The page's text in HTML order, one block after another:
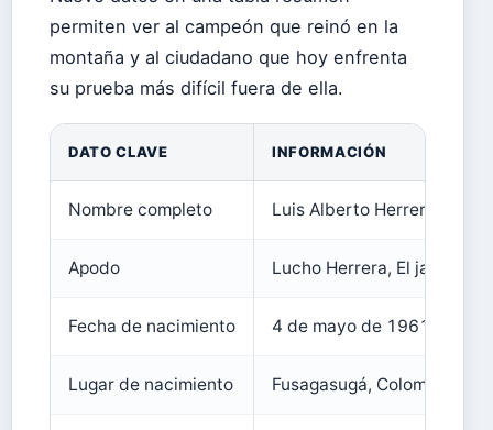
permiten ver al campeón que reinó en la
montaña y al ciudadano que hoy enfrenta
su prueba más difícil fuera de ella.
DATO CLAVE INFORMACIÓN
Nombre completo Luis Alberto Herrera
Apodo Lucho Herrera, El
Fecha de nacimiento 4 de mayo de 1961
Lugar de nacimiento Fusagasugá, Colombia